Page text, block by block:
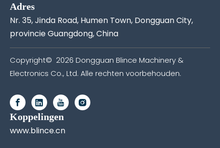
Adres
Nr. 35, Jinda Road, Humen Town, Dongguan City,
provincie Guangdong, China
Copyright© 2026 Dongguan Blince Machinery &
Electronics Co., Ltd. Alle rechten voorbehouden.
Koppelingen
www.blince.cn